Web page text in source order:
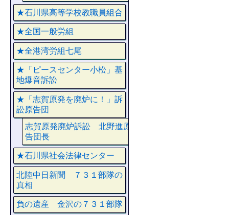
★石川県高等学校教職員組合
★全国一般労組
★全港湾労組七尾
★「ピースセンター小松」基
地爆音訴訟
★「志賀原発を廃炉に！」訴
訟原告団
志賀原発廃炉訴訟 北野進原
告団長
★石川県社会法律センター
北陸中日新聞 ７３１部隊の
真相
負の遺産 金沢の７３１部隊